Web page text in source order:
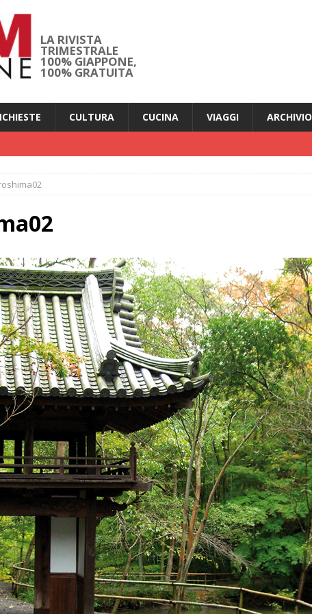
LA RIVISTA
TRIMESTRALE
100% GIAPPONE,
100% GRATUITA
CULTURA CUCINA VIAGGI
ARCHIVIO